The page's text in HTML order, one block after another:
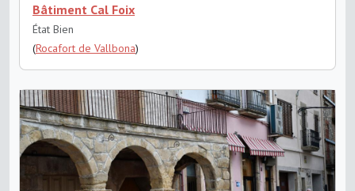
Bâtiment Cal Foix
État Bien
(Rocafort de Vallbona)